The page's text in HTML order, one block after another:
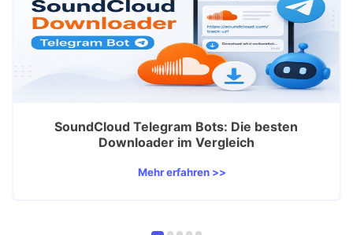
SoundCloud Telegram Bots: Die besten
Downloader im Vergleich
Mehr erfahren >>